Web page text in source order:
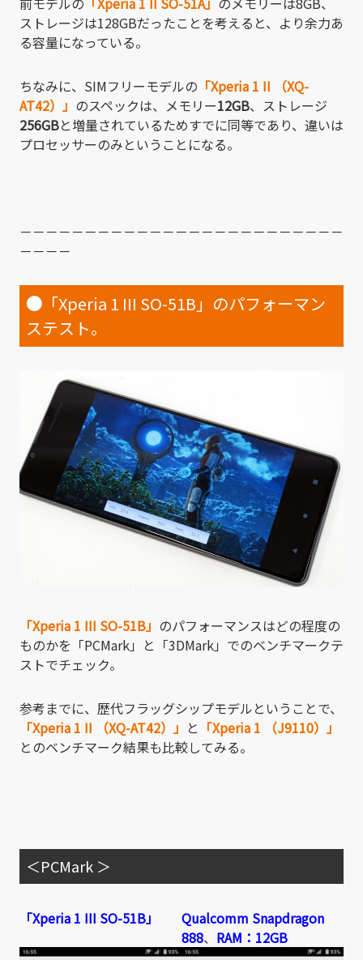
ストレージは128GBだったことを考えると、より余力あ
る容量になっている。
ちなみに、SIMフリーモデルの 「Xperia 1 II （XQ-
AT42）」 のスペックは、メモリー12GB、ストレージ
256GBと増量されているためすでに同等であり、違いは
プロセッサーのみということになる。
－－－－－－－－－－－－－－－－－－－－－－－－－
－－－－
● 「Xperia 1 III SO-51B」のパフォーマン
ステスト。
「Xperia 1 III SO-51B」 のパフォーマンスはどの程度の
ものかを「PCMark」と「3DMark」でのベンチマークテ
ストでチェック。
参考までに、歴代フラッグシップモデルということで、
「Xperia 1 II （XQ-AT42）」 と 「Xperia 1 （J9110）」
とのベンチマーク結果も比較してみる。
＜PCMark ＞
「Xperia 1 III SO-51B」
Qualcomm Snapdragon
888、 RAM：12GB